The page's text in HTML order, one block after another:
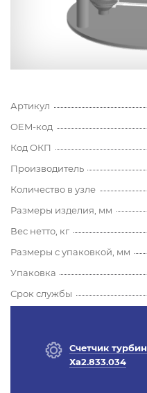
Артикул
OEM-код
Код ОКП
Производитель
Количество в узле
Размеры изделия, мм
Вес нетто, кг
Размеры с упаковкой, мм
Упаковка
Срок службы
Счетчик
Ха2.833.034